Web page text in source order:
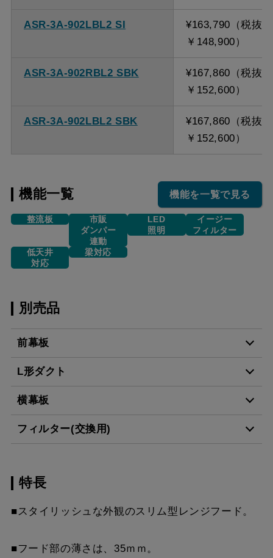
ASR-3A-902LBL2 SI
¥163,790（税抜
￥148,900）
ASR-3A-902RBL2 SBK
¥167,860（税抜
￥152,600）
ASR-3A-902LBL2 SBK
¥167,860（税抜
￥152,600）
機能一覧 機能を一覧で見る
整流板
市販
ダンパー
連動
LED
照明
イージー
フィルター
低天井
対応
梁対応
別売品
前幕板
MPB-6465 BK ¥8,140（税抜価格 ￥
MPB-6465 W ¥8,140（税抜価格 ￥
MPB-6465 SBK
MPB-6565 BK
MPB-6565 W
L形ダクト
LD-15 ¥3,520（税抜価格 ￥
横幕板
YMP465-C300 W
YMP465-C300 SI ¥9,570（税抜価格 ￥
YMP465-C300 SBK
フィルター(交換用)
VES-4001
FES-4001 ¥5,390（税抜価格 ￥
AES-4001
特長
■スタイリッシュな外観のスリム型レンジフード。
■フード部の薄さは、35ｍｍ。